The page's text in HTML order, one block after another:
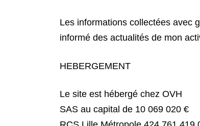
Les informations collectées avec
informé des actualités de mon
HEBERGEMENT
Le site est hébergé chez OVH
SAS au capital de 10 069 020 €